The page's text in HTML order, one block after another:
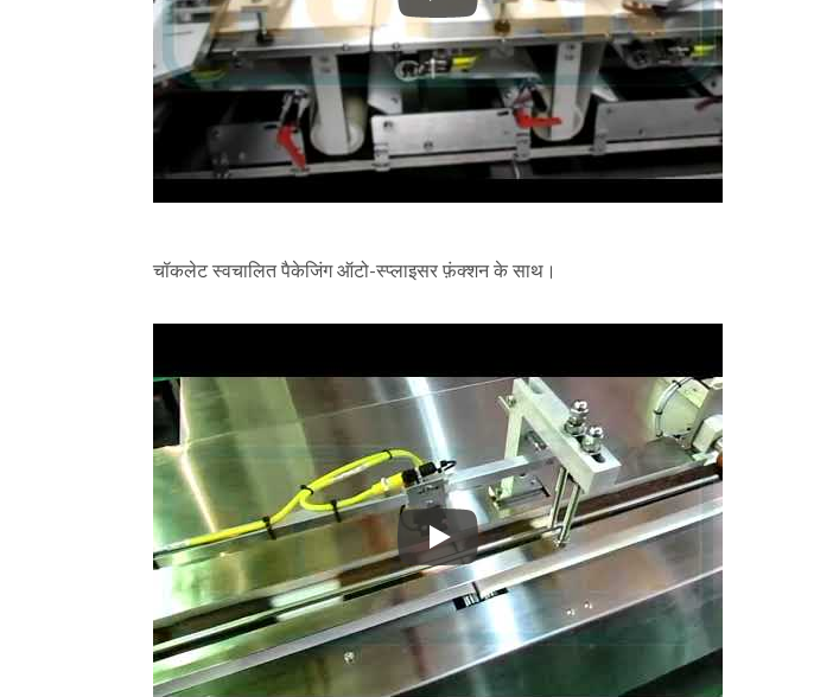
चॉकलेट स्वचालित पैकेजिंग। मशीन प्रकार:450-4V।
चॉकलेट स्वचालित पैकेजिंग ऑटो-स्प्लाइसर फ़ंक्शन के साथ।
चॉकलेट स्वचालित पैकेजिंग ऑटो-स्प्लाइसर फ़ंक्शन के साथ।